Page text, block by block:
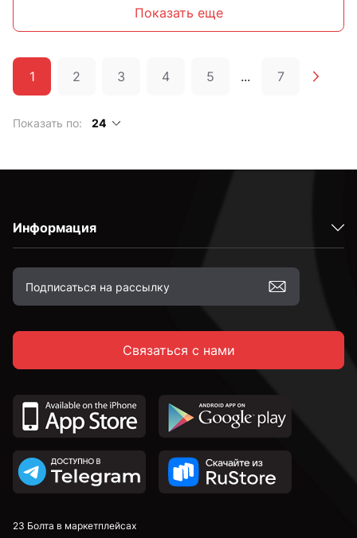
Показать еще
1 2 3 4 5 ... 7
Показать по: 24
Информация
Связаться с нами
23 Болта в маркетплейсах